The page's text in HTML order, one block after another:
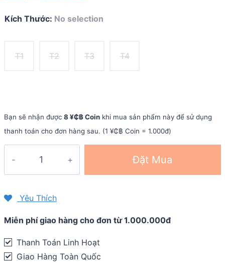
Kích Thước: No selection
T1 T2 T3 T4
Bạn sẽ nhận được 8 ¥₵฿ Coin khi mua sản phẩm này để sử dụng
thanh toán cho đơn hàng sau. (1 ¥₵฿ Coin = 1.000đ)
Compressport
Racing
Socks
V3.0
Đặt Mua
Yêu Thích
Miễn phí giao hàng cho đơn từ 1.000.000đ
Thanh Toán Linh Hoạt
Giao Hàng Toàn Quốc